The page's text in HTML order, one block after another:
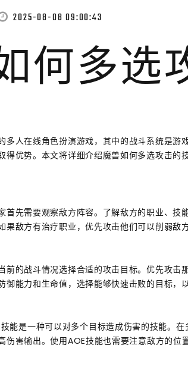
2025-08-08 09:00:43
何多选
多人在线角色扮演游戏，其中的战斗系统是游
得优势。本文将详细介绍魔兽如何多选攻击的
首先需要观察敌方阵容。了解敌方的职业、技
果敌方有治疗职业，优先攻击他们可以削弱敌
前的战斗情况选择合适的攻击目标。优先攻击
御能力和生命值，选择能够快速击败的目标，
是一种可以对多个目标造成伤害的技能。在
伤害输出。使用AOE技能也需要注意敌方的位